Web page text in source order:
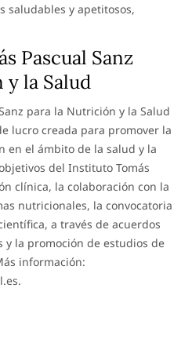
y apetitosos,
Pascual Sanz
la Salud
para la Nutrición y la Salud
lucro creada para promover la
en el ámbito de la salud y la
del Instituto Tomás
clínica, la colaboración con la
nutricionales, la convocatoria
a través de acuerdos
la promoción de estudios de
información: